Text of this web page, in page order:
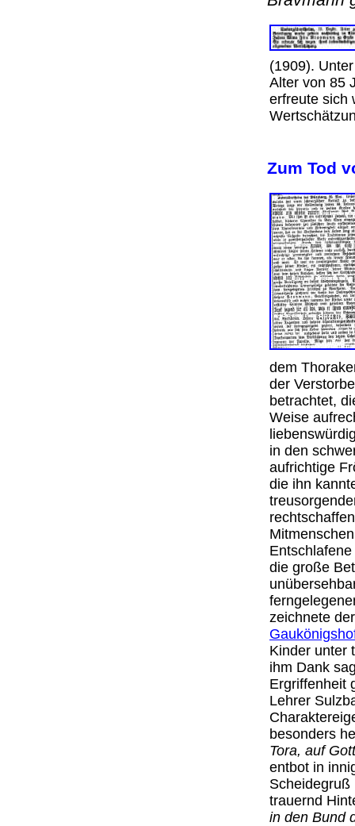
(1909).
Alter von 85
erfreute sich
Zum Tod
dem
der
betrachtet,
Weise
in den
aufrichtige
die ihn
die große
zeichnete
Kinder unter
ihm Dank
Ergriffenheit
Lehrer
besonders
Tora, auf
entbot in
trauernd
in den